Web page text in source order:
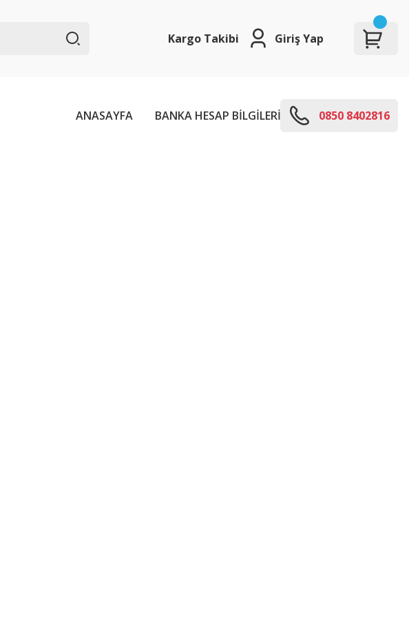
Kargo Takibi Giriş Yap
ANASAYFA BANKA HESAP BİLGİLERİ E-KODLARI
0850 8402816